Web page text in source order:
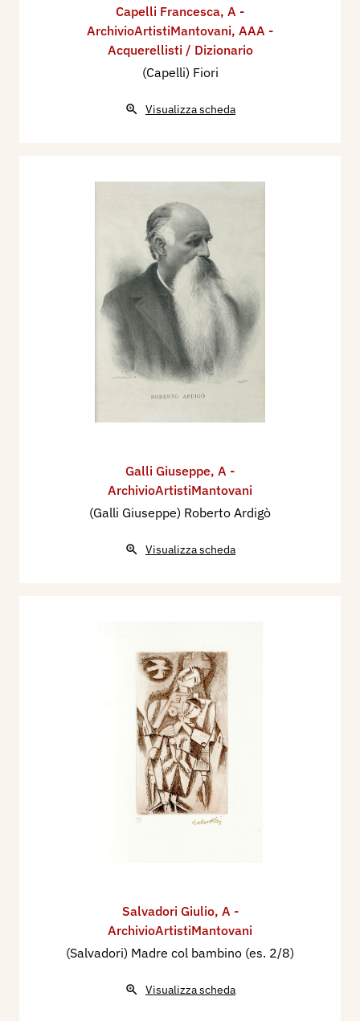
Capelli Francesca, A -
ArchivioArtistiMantovani, AAA -
Acquerellisti / Dizionario
(Capelli) Fiori
Visualizza scheda
Galli Giuseppe, A -
ArchivioArtistiMantovani
(Galli Giuseppe) Roberto Ardigò
Visualizza scheda
Salvadori Giulio, A -
ArchivioArtistiMantovani
(Salvadori) Madre col bambino (es. 2/8)
Visualizza scheda